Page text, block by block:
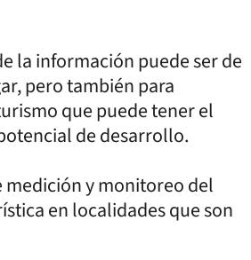
la información puede ser de
pero también para
que puede tener el
de desarrollo.
medición y monitoreo del
en localidades que son